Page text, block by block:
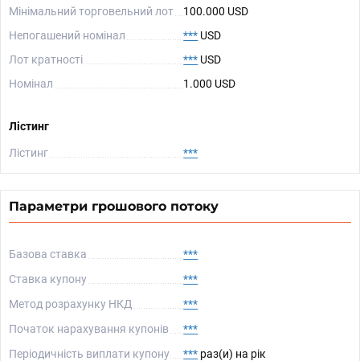
Мінімальний торговельний лот
100.000 USD
Непогашений номінал
*** USD
Лот кратності
*** USD
Номінал
1.000 USD
Лістинг
Лістинг ***
Параметри грошового потоку
Базова ставка
***
Ставка купону
***
Метод розрахунку НКД
***
Початок нарахування купонів
***
Періодичність виплати купону
*** раз(и) на рік